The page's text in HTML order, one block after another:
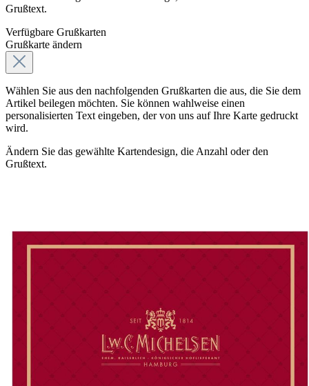
Grußtext.
Verfügbare Grußkarten
Grußkarte ändern
Wählen Sie aus den nachfolgenden Grußkarten die aus, die Sie dem
Artikel beilegen möchten. Sie können wahlweise einen
personalisierten Text eingeben, der von uns auf Ihre Karte gedruckt
wird.
Ändern Sie das gewählte Kartendesign, die Anzahl oder den
Grußtext.